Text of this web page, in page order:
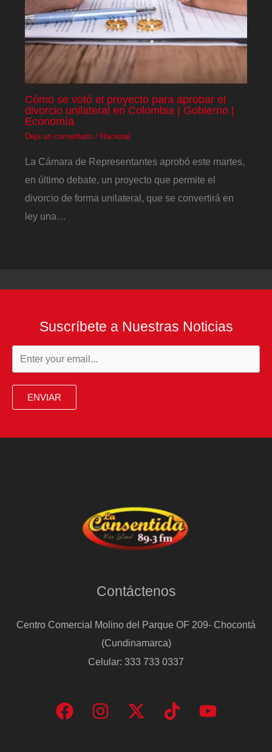
Cómo se votó el proyecto para aprobar el
divorcio unilateral en Colombia | Gobierno |
Economía
Deja un comentario / Nacional
La Cámara de Representantes aprobó este martes,
en último debate, un proyecto que permite el
divorcio de forma unilateral, que se convertirá en
ley una…
Suscríbete a Nuestras Noticias
ENVIAR
Contáctenos
Centro Comercial Molino del Parque OF 209- Chocontá
(Cundinamarca)
Celular: 333 733 0337